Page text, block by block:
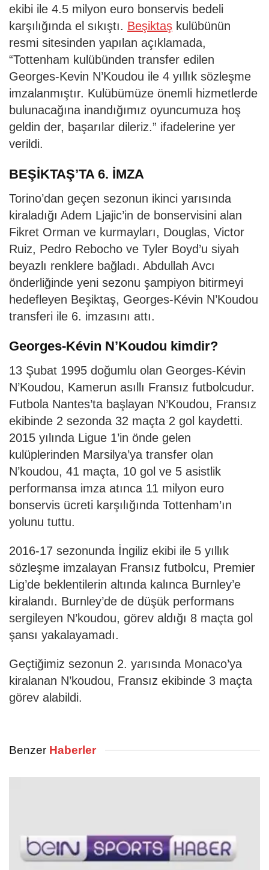
ekibi ile 4.5 milyon euro bonservis bedeli
karşılığında el sıkıştı. Beşiktaş kulübünün
resmi sitesinden yapılan açıklamada,
“Tottenham kulübünden transfer edilen
Georges-Kevin N’Koudou ile 4 yıllık sözleşme
imzalanmıştır. Kulübümüze önemli hizmetlerde
bulunacağına inandığımız oyuncumuza hoş
geldin der, başarılar dileriz.” ifadelerine yer
verildi.
BEŞİKTAŞ’TA 6. İMZA
Torino’dan geçen sezonun ikinci yarısında
kiraladığı Adem Ljajic’in de bonservisini alan
Fikret Orman ve kurmayları, Douglas, Victor
Ruiz, Pedro Rebocho ve Tyler Boyd’u siyah
beyazlı renklere bağladı. Abdullah Avcı
önderliğinde yeni sezonu şampiyon bitirmeyi
hedefleyen Beşiktaş, Georges-Kévin N’Koudou
transferi ile 6. imzasını attı.
Georges-Kévin N’Koudou kimdir?
13 Şubat 1995 doğumlu olan Georges-Kévin
N’Koudou, Kamerun asıllı Fransız futbolcudur.
Futbola Nantes’ta başlayan N’Koudou, Fransız
ekibinde 2 sezonda 32 maçta 2 gol kaydetti.
2015 yılında Ligue 1’in önde gelen
kulüplerinden Marsilya’ya transfer olan
N’koudou, 41 maçta, 10 gol ve 5 asistlik
performansa imza atınca 11 milyon euro
bonservis ücreti karşılığında Tottenham’ın
yolunu tuttu.
2016-17 sezonunda İngiliz ekibi ile 5 yıllık
sözleşme imzalayan Fransız futbolcu, Premier
Lig’de beklentilerin altında kalınca Burnley’e
kiralandı. Burnley’de de düşük performans
sergileyen N’koudou, görev aldığı 8 maçta gol
şansı yakalayamadı.
Geçtiğimiz sezonun 2. yarısında Monaco’ya
kiralanan N’koudou, Fransız ekibinde 3 maçta
görev alabildi.
Benzer Haberler